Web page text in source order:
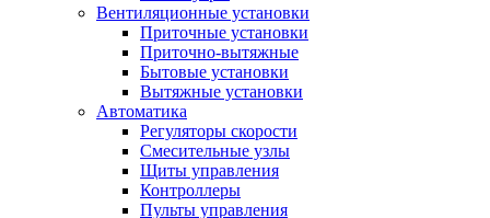
Вентиляционные установки
Приточные установки
Приточно-вытяжные
Бытовые установки
Вытяжные установки
Автоматика
Регуляторы скорости
Смесительные узлы
Щиты управления
Контроллеры
Пульты управления